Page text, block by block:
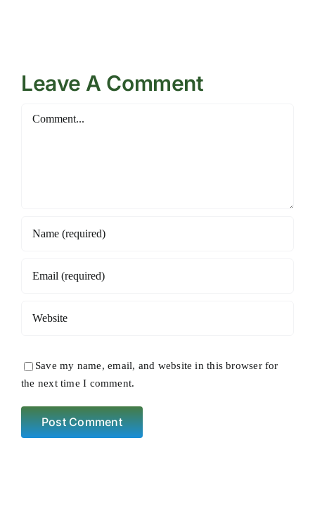
Ríos
Leave A Comment
Save my name, email, and website in this browser for
the next time I comment.